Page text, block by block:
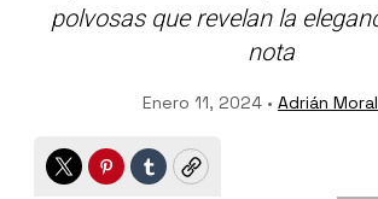
polvosas que revelan la
nota
Enero 11, 2024 • Adrián
TwitterPinterest
TumblrCopy